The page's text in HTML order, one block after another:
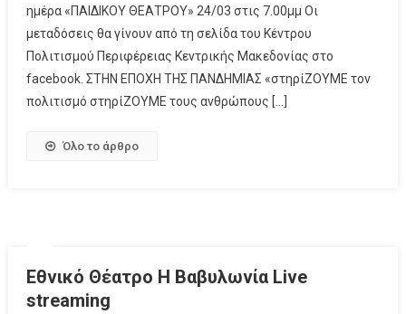
ημέρα «ΠΑΙΔΙΚΟΥ ΘΕΑΤΡΟΥ» 24/03 στις 7.00μμ Οι
μεταδόσεις θα γίνουν από τη σελίδα του Κέντρου
Πολιτισμού Περιφέρειας Κεντρικής Μακεδονίας στο
facebook. ΣΤΗΝ ΕΠΟΧΗ ΤΗΣ ΠΑΝΔΗΜΙΑΣ «στηρίΖΟΥΜΕ τον
πολιτισμό στηρίΖΟΥΜΕ τους ανθρώπους […]
Όλο το άρθρο
Eθνικό Θέατρο Η Βαβυλωνία Live
streaming